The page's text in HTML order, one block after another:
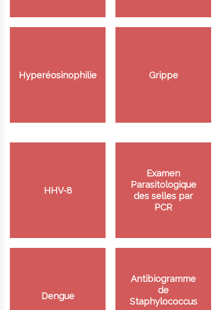
Hyperéosinophilie Grippe
HHV-8
Examen
Parasitologique
des selles par
PCR
Dengue
Antibiogramme
de
Staphylococcus